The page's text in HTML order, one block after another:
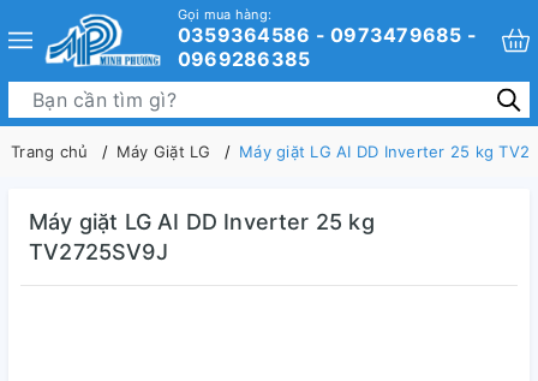
Gọi mua hàng:
0359364586 - 0973479685 -
0969286385
Trang chủ Máy Giặt LG Máy giặt LG AI DD Inverter 25 kg
Máy giặt LG AI DD Inverter 25 kg
TV2725SV9J